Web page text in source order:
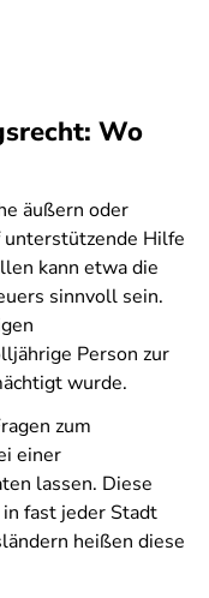
Wo
äußern oder
unterstützende Hilfe
kann etwa die
sinnvoll sein.
Person zur
wurde.
zum
einer
lassen. Diese
fast jeder Stadt
heißen diese